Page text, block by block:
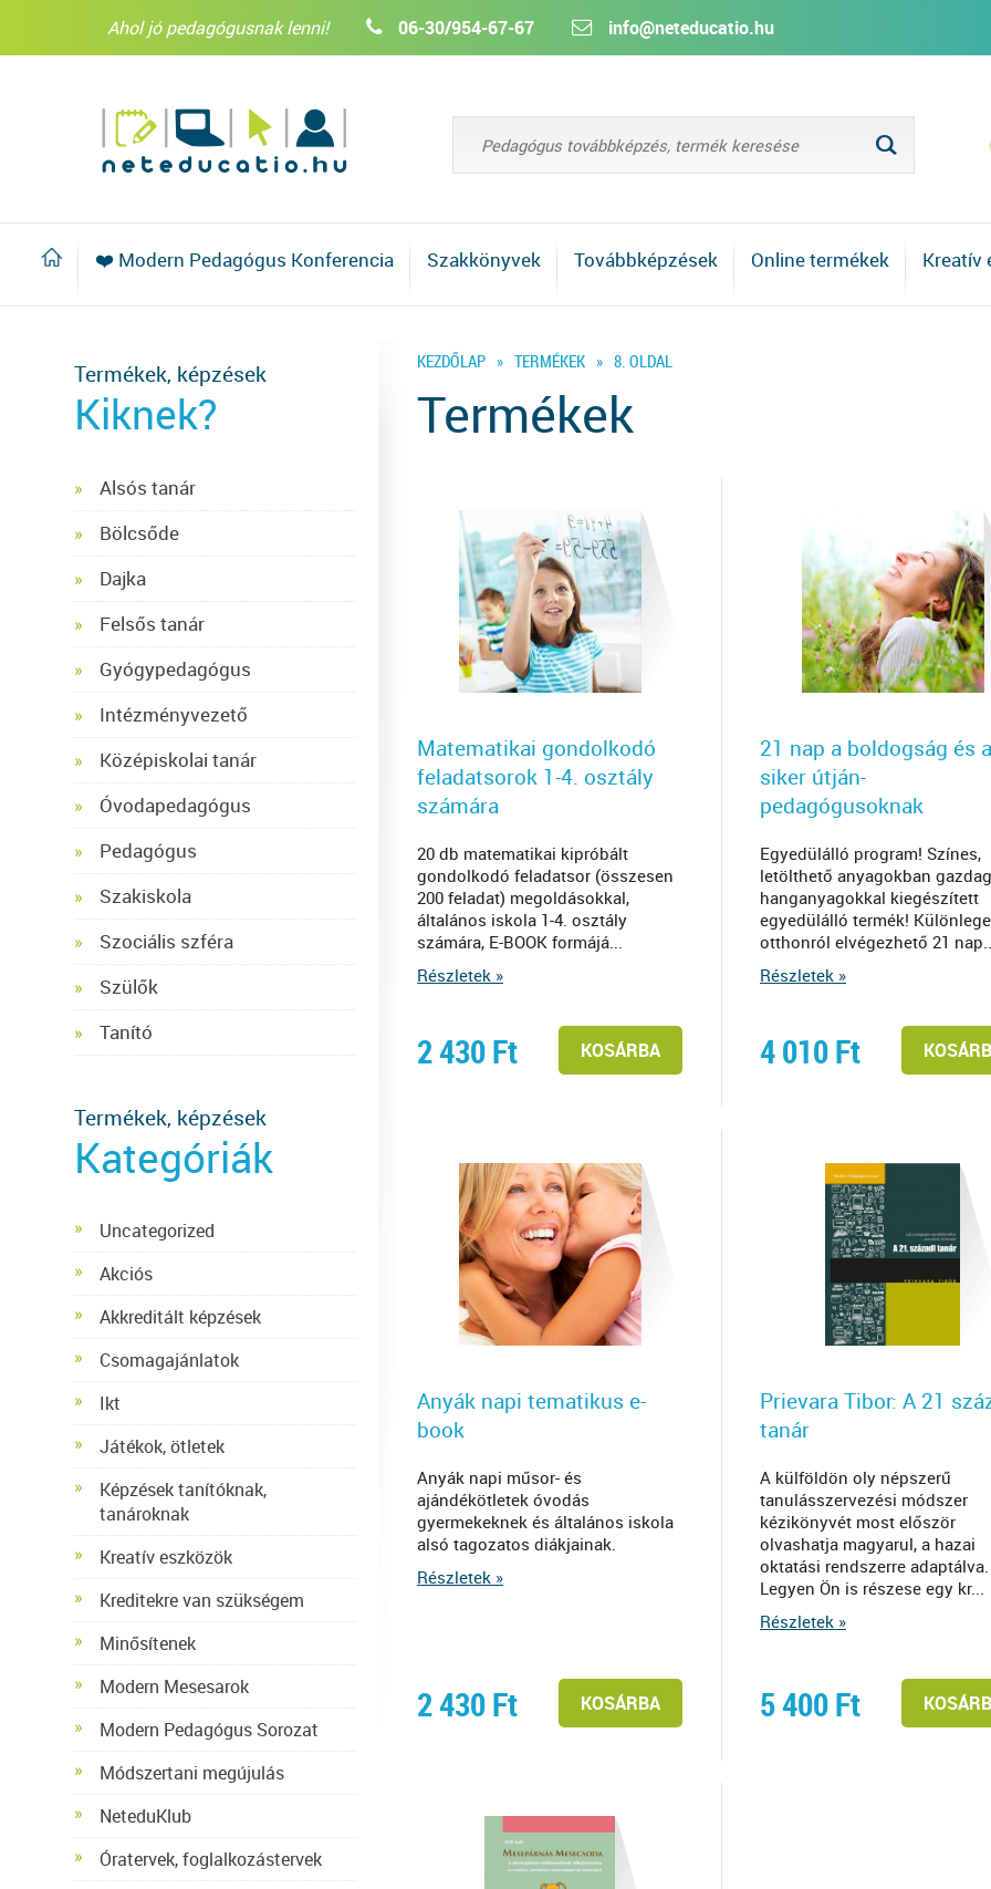
Ahol jó pedagógusnak lenni! 06-30/954-67-67 info@neteducatio.hu
L
❤️ Modern Pedagógus Konferencia Szakkönyvek Továbbképzések Online termékek Kreatív
KEZDŐLAP » TERMÉKEK » 8. OLDAL
Termékek
Matematikai gondolkodó
feladatsorok 1-4. osztály
számára
20 db matematikai kipróbált
gondolkodó feladatsor (összesen
200 feladat) megoldásokkal,
általános iskola 1-4. osztály
számára, E-BOOK formájá...
Részletek »
2 430Ft KOSÁRBA
21 nap a boldogság és a
siker útján-
pedagógusoknak
Egyedülálló program! Színes,
letölthető anyagokban
hanganyagokkal kiegészített
egyedülálló termék!
otthonról elvégezhető 21
Részletek »
4 010Ft
Anyák napi tematikus e-
book
Anyák napi műsor- és
ajándékötletek óvodás
gyermekeknek és általános iskola
alsó tagozatos diákjainak.
Részletek »
2 430Ft KOSÁRBA
Prievara Tibor: A 21
tanár
A külföldön oly népszerű
tanulásszervezési módszer
kézikönyvét most először
olvashatja magyarul, a hazai
oktatási rendszerre adaptálva.
Legyen Ön is részese egy kr...
Részletek »
5 400Ft
Termékek, képzések
Kiknek?
Alsós tanár
Bölcsőde
Dajka
Felsős tanár
Gyógypedagógus
Intézményvezető
Középiskolai tanár
Óvodapedagógus
Pedagógus
Szakiskola
Szociális szféra
Szülők
Tanító
Termékek, képzések
Kategóriák
Uncategorized
Akciós
Akkreditált képzések
Csomagajánlatok
Ikt
Játékok, ötletek
Képzések tanítóknak,
tanároknak
Kreatív eszközök
Kreditekre van szükségem
Minősítenek
Modern Mesesarok
Modern Pedagógus Sorozat
Módszertani megújulás
NeteduKlub
Óratervek, foglalkozástervek